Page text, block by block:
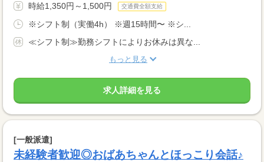
時給1,350円～1,500円 交通費全額支給
※シフト制（実働4h） ※週15時間〜 ※シ...
≪シフト制≫勤務シフトによりお休みは異な...
もっと見る
求人詳細を見る
[一般派遣]
未経験者歓迎◎おばあちゃんとほっこり会話♪